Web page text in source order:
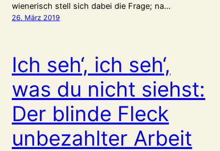
wienerisch stell sich dabei die Frage; na…
26. März 2019
Ich seh‘, ich seh‘,
was du nicht siehst:
Der blinde Fleck
unbezahlter Arbeit